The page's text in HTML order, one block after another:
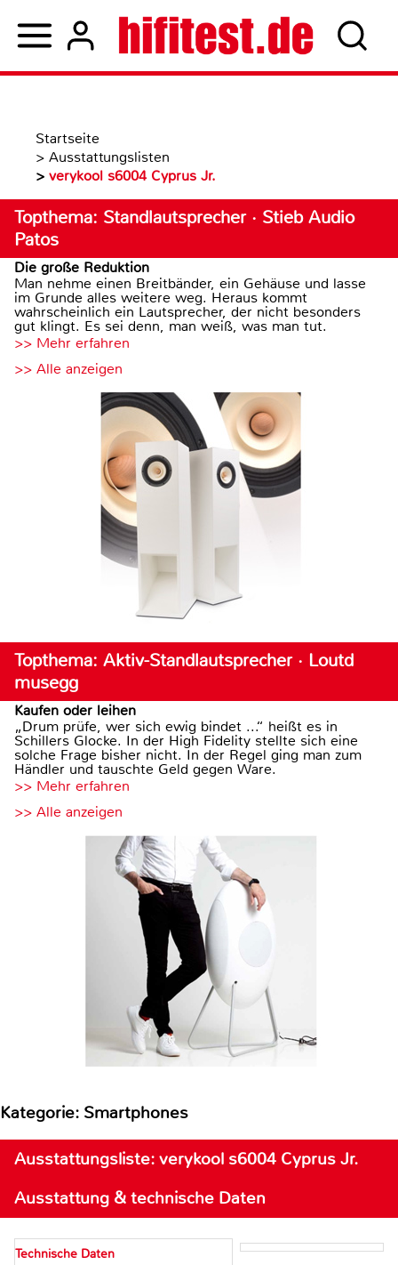
Startseite
> Ausstattungslisten
> verykool s6004 Cyprus Jr.
Topthema: Standlautsprecher · Stieb Audio
Patos
Die große Reduktion
Man nehme einen Breitbänder, ein Gehäuse und lasse
im Grunde alles weitere weg. Heraus kommt
wahrscheinlich ein Lautsprecher, der nicht besonders
gut klingt. Es sei denn, man weiß, was man tut.
>> Mehr erfahren
>> Alle anzeigen
Topthema: Aktiv-Standlautsprecher · Loutd
musegg
Kaufen oder leihen
„Drum prüfe, wer sich ewig bindet ...“ heißt es in
Schillers Glocke. In der High Fidelity stellte sich eine
solche Frage bisher nicht. In der Regel ging man zum
Händler und tauschte Geld gegen Ware.
>> Mehr erfahren
>> Alle anzeigen
Kategorie: Smartphones
Ausstattungsliste: verykool s6004 Cyprus Jr.
Ausstattung & technische Daten
Technische Daten